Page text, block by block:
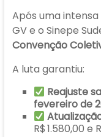
Após uma intensa
GV e o Sinepe
Convenção
A luta garantiu:
Reajuste
fevereiro de
R$ 1.580,00 e